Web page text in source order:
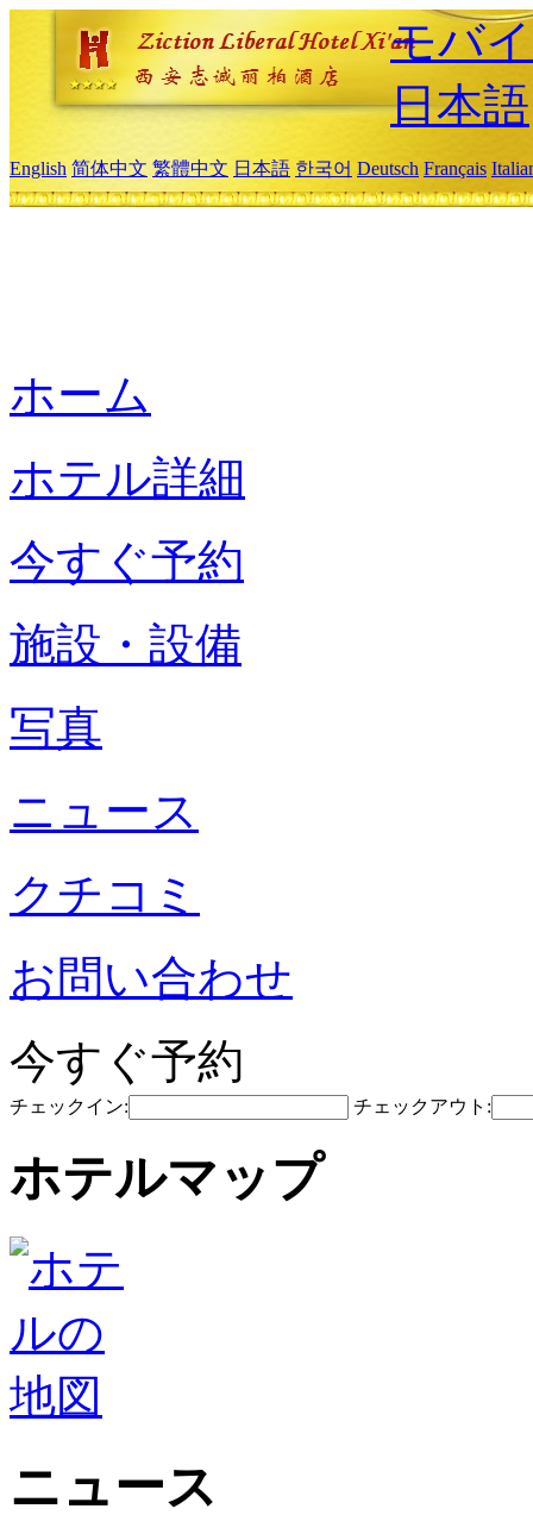
モバ
日本語
English 简体中文 繁體中文 日本語 한국어 Deutsch Français
ホーム
ホテル詳細
今すぐ予約
施設・設備
写真
ニュース
クチコミ
お問い合わせ
今すぐ予約
チェックイン: チェックアウト:
ホテルマップ
ニュース